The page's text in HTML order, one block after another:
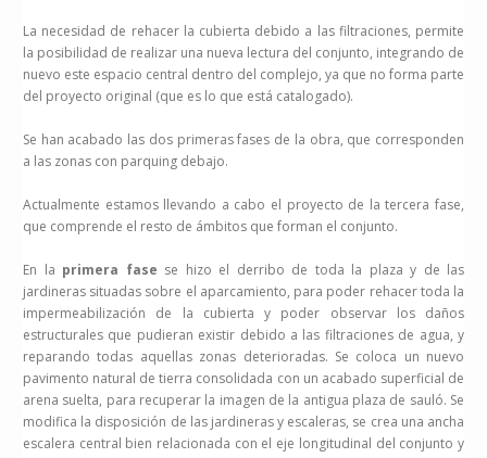
La necesidad de rehacer la cubierta debido a las filtraciones, permite
la posibilidad de realizar una nueva lectura del conjunto, integrando de
nuevo este espacio central dentro del complejo, ya que no forma parte
del proyecto original (que es lo que está catalogado).
Se han acabado las dos primeras fases de la obra, que corresponden
a las zonas con parquing debajo.
Actualmente estamos llevando a cabo el proyecto de la tercera fase,
que comprende el resto de ámbitos que forman el conjunto.
En la primera fase se hizo el derribo de toda la plaza y de las
jardineras situadas sobre el aparcamiento, para poder rehacer toda la
impermeabilización de la cubierta y poder observar los daños
estructurales que pudieran existir debido a las filtraciones de agua, y
reparando todas aquellas zonas deterioradas. Se coloca un nuevo
pavimento natural de tierra consolidada con un acabado superficial de
arena suelta, para recuperar la imagen de la antigua plaza de sauló. Se
modifica la disposición de las jardineras y escaleras, se crea una ancha
escalera central bien relacionada con el eje longitudinal del conjunto y